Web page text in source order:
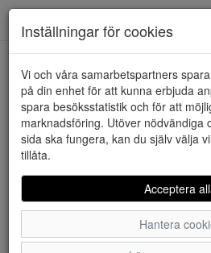
HEM VERO MODA
Inställningar för cookies
Vi och våra samarbetspartners
på din enhet för att kunna erbjuda
spara besöksstatistik och för att
marknadsföring. Utöver nödvändiga
sida ska fungera, kan du själv välja
tillåta.
Acceptera
Hantera